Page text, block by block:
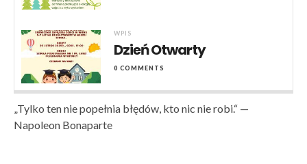
WPIS
Dzień Otwarty
0 COMMENTS
„Tylko ten nie popełnia błędów, kto nic nie robi.“ —
Napoleon Bonaparte